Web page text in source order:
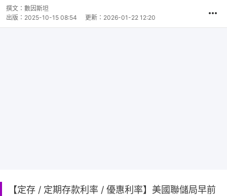
撰文： 數因斯坦
出版： 2025-10-15 08:54 更新： 2026-01-22 12:20
【定存 / 定期存款利率 / 優惠利率】美國聯儲局早前